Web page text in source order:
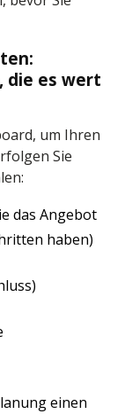
die es wert
um Ihren
Sie
das Angebot
haben)
einen